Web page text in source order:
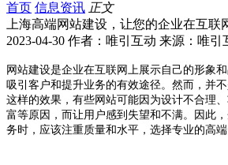
首页 信息资讯 正文
上海高端网站建设，让您的企业在互联
2023-04-30 作者：唯引互动 来源：唯
网站建设是企业在互联网上展示自己的形象
吸引客户和提升业务的有效途径。然而，并
这样的效果，有些网站可能因为设计不合理
富等原因，而让用户感到失望和不满。因此
务时，应该注重质量和水平，选择专业的高端